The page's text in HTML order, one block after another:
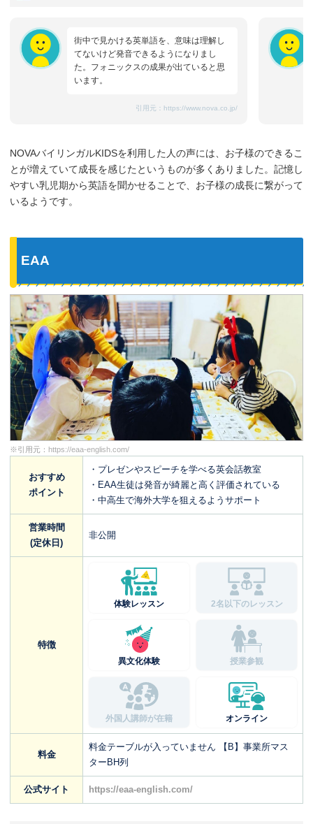
街中で見かける英単語を、意味は理解し
てないけど発音できるようになりまし
た。フォニックスの成果が出ていると思
います。
引用元： https://www.nova.co.jp/
NOVAバイリンガルKIDSを利用した人の声には、お子様のできるこ
とが増えていて成長を感じたというものが多くありました。記憶し
やすい乳児期から英語を聞かせることで、お子様の成長に繋がって
いるようです。
EAA
※引用元： https://eaa-english.com/
おすすめ
ポイント
・プレゼンやスピーチを学べる英会話教室
・EAA生徒は発音が綺麗と高く評価されている
・中高生で海外大学を狙えるようサポート
営業時間
(定休日)
非公開
特徴
体験レッスン 2名以下のレッスン
異文化体験 授業参観
外国人講師が在籍 オンライン
料金
料金テーブルが入っていません 【B】事業所マス
ターBH列
公式サイト https://eaa-english.com/